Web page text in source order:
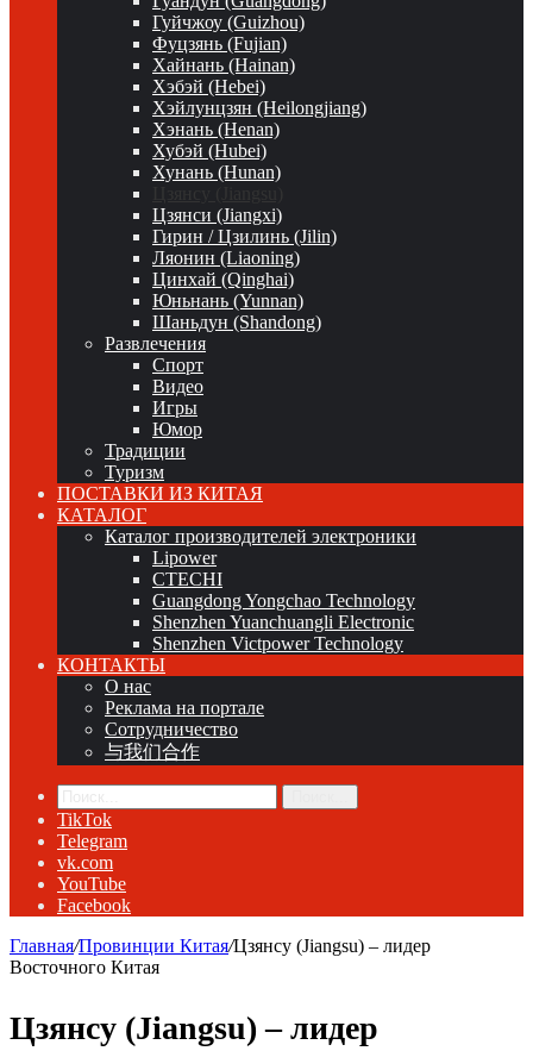
Гуйчжоу (Guizhou)
Фуцзянь (Fujian)
Хайнань (Hainan)
Хэбэй (Hebei)
Хэйлунцзян (Heilongjiang)
Хэнань (Henan)
Хубэй (Hubei)
Хунань (Hunan)
Цзянси (Jiangxi)
Гирин / Цзилинь (Jilin)
Ляонин (Liaoning)
Цинхай (Qinghai)
Юньнань (Yunnan)
Шаньдун (Shandong)
Развлечения
Спорт
Видео
Игры
Юмор
Традиции
Туризм
ПОСТАВКИ ИЗ КИТАЯ
КАТАЛОГ
Каталог производителей электроники
Lipower
CTECHI
Guangdong Yongchao Technology
Shenzhen Yuanchuangli Electronic
Shenzhen Victpower Technology
КОНТАКТЫ
О нас
Реклама на портале
Сотрудничество
与我们合作
TikTok
Telegram
vk.com
YouTube
Facebook
Главная/Провинции Китая/Цзянсу (Jiangsu) – лидер
Восточного Китая
Цзянсу (Jiangsu) – лидер